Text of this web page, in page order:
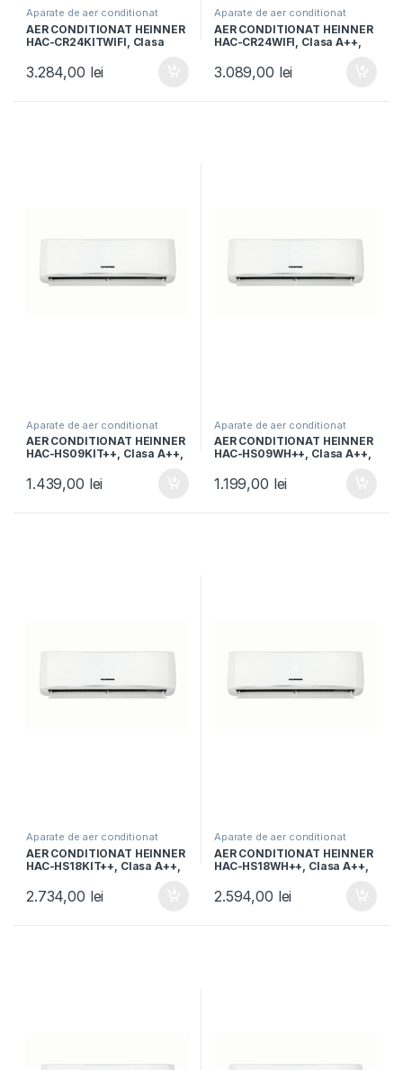
Aparate de aer conditionat
AER CONDITIONAT HEINNER
HAC-CR24KITWIFI, Clasa
WIFI, Kit instalare inclus,
Functie Follow me, Alb
3.284,00 lei
Aparate de aer conditionat
AER CONDITIONAT HEINNER
HAC-CR24WIFI, Clasa A++,
Control Wi-Fi, Functie
incalzire, Follow me, Functie
3.089,00 lei
Aparate de aer conditionat
AER CONDITIONAT HEINNER
HAC-HS09KIT++, Clasa A++,
iFeel, Functie Quiet, Timer,
Alb
1.439,00 lei
Aparate de aer conditionat
AER CONDITIONAT HEINNER
HAC-HS09WH++, Clasa A++,
1.199,00 lei
Aparate de aer conditionat
AER CONDITIONAT HEINNER
HAC-HS18KIT++, Clasa A++,
instalare 3m, Functie iFeel,
Alb
2.734,00 lei
Aparate de aer conditionat
AER CONDITIONAT HEINNER
HAC-HS18WH++, Clasa A++,
Functie Quiet, Timer, Auto
restart, Alb
2.594,00 lei